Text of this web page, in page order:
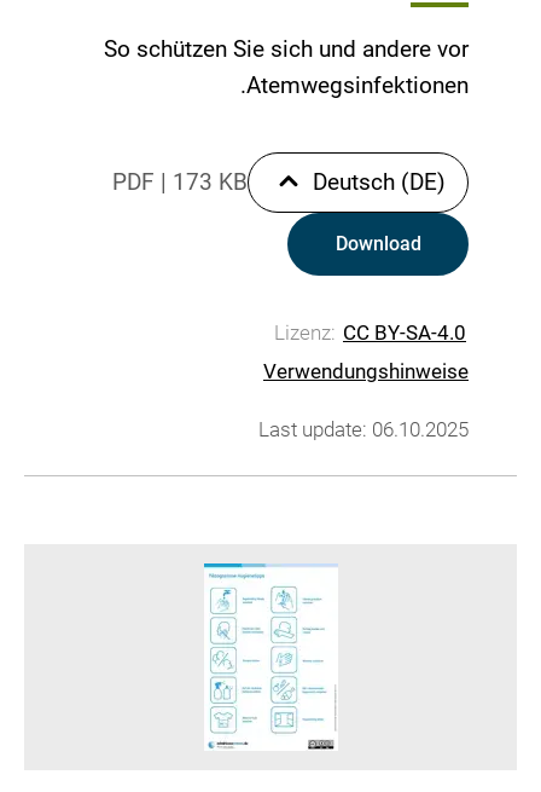
So schützen Sie sich und andere vor
Atemwegsinfektionen.
Deutsch (DE)
PDF | 173 KB
Download
Lizenz: CC BY-SA-4.0
Verwendungshinweise
Last update: 06.10.2025